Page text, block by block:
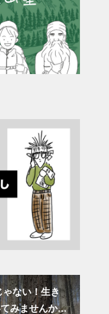
ない！生き
みませんか？